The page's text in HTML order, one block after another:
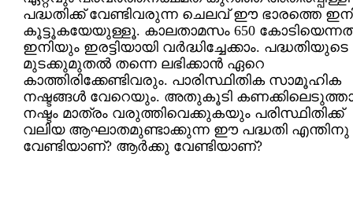
പദ്ധതിക്ക് വേണ്ടിവരുന്ന ചെലവ് ഈ ഭാരത്തെ
കൂട്ടൂകയേയുള്ളൂ. കാലതാമസം 650
ഇനിയും ഇരട്ടിയായി വര്‍ദ്ധിച്ചേക്കാം. പദ്ധതിയുടെ
മുടക്കുമുതല്‍ തന്നെ ലഭിക്കാന്‍ ഏറെ
കാത്തിരിക്കേണ്ടിവരും. പാരിസ്ഥിതിക സാമൂഹിക
നഷ്ടങ്ങള്‍ വേറെയും. അതുകൂടി
നഷ്ടം മാത്രം വരുത്തിവെക്കുകയും പരിസ്ഥിതിക്ക്
വലിയ ആഘാതമുണ്ടാക്കുന്ന ഈ പദ്ധതി എന്തിനു
വേണ്ടിയാണ്? ആര്‍ക്കു വേണ്ടിയാണ്?